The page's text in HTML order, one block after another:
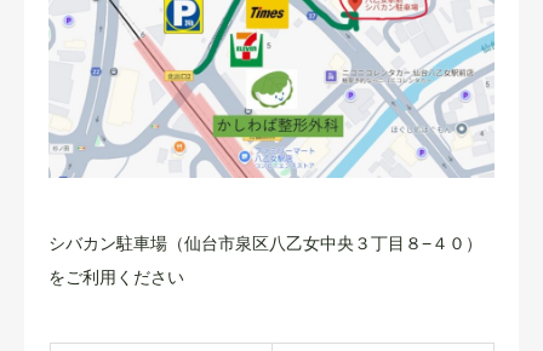
シバカン駐車場（仙台市泉区八乙女中央３丁目８−４０）
をご利用ください
当院について
お知らせ
診療案内
求人情報